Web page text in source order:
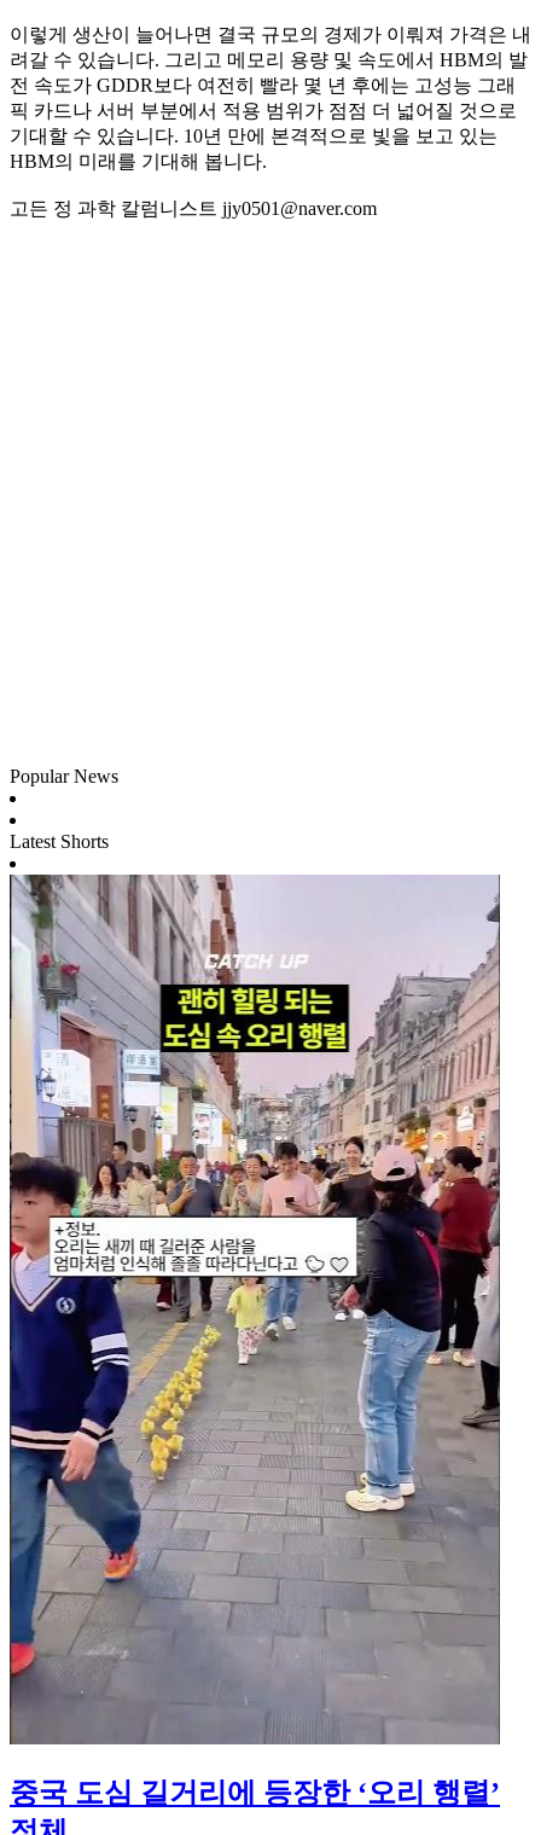
이렇게 생산이 늘어나면 결국 규모의 경제가 이뤄져 가격은 내
려갈 수 있습니다. 그리고 메모리 용량 및 속도에서 HBM의 발
전 속도가 GDDR보다 여전히 빨라 몇 년 후에는 고성능 그래
픽 카드나 서버 부분에서 적용 범위가 점점 더 넓어질 것으로
기대할 수 있습니다. 10년 만에 본격적으로 빛을 보고 있는
HBM의 미래를 기대해 봅니다.
고든 정 과학 칼럼니스트 jjy0501@naver.com
Popular News
Latest Shorts
중국 도심 길거리에 등장한 ‘오리 행렬’